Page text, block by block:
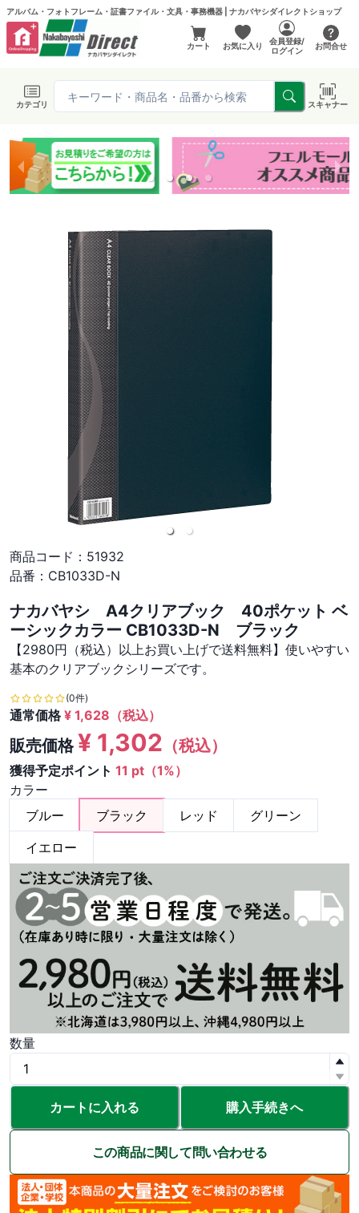
アルバム・フォトフレーム・証書ファイル・文具・事務機器 | ナカバヤシダイレクトショップ
カート お気に入り
会員登録/
ログイン
お問合せ
カテゴリ スキャナー
商品コード： 51932
品番： CB1033D-N
ナカバヤシ A4クリアブック 40ポケット ベ
ーシックカラー CB1033D-N ブラック
【2980円（税込）以上お買い上げで送料無料】使いやすい
基本のクリアブックシリーズです。
(0件)
通常価格¥ 1,628 （税込）
販売価格¥ 1,302 （税込）
獲得予定ポイント 11 pt（1%）
カラー
ブルー
ブラック レッド
グリーン
イエロー
数量
カートに入れる 購入手続きへ
この商品に関して問い合わせる